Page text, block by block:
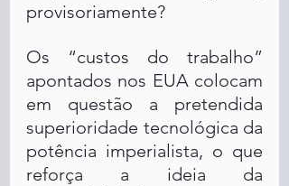
provisoriamente?
Os “custos do trabalho”
apontados nos EUA colocam
em questão a pretendida
superioridade tecnológica da
potência imperialista, o que
reforça a ideia da